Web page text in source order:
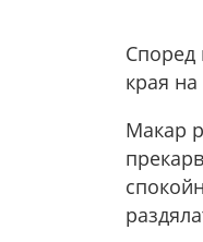
Според
края
Макар